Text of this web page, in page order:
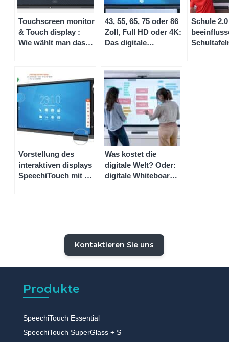
Touchscreen monitor
& Touch display :
Wie wählt man das
43, 55, 65, 75 oder 86
Zoll, Full HD oder 4K:
Das digitale
Schule
Vorstellung des
interaktiven displays
SpeechiTouch mit 70
Was kostet die
digitale Welt? Oder:
digitale Whiteboards
Kontaktieren Sie uns
Produkte
SpeechiTouch Essential
SpeechiTouch SuperGlass + S